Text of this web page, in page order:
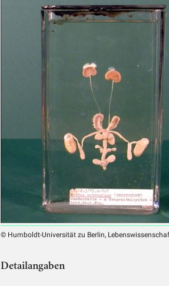
© Humboldt-Universität zu Berlin,
Detailangaben